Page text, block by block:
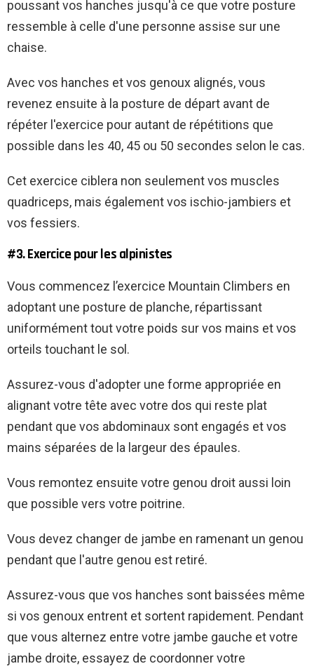
poussant vos hanches jusqu'à ce que votre posture
ressemble à celle d'une personne assise sur une
chaise.
Avec vos hanches et vos genoux alignés, vous
revenez ensuite à la posture de départ avant de
répéter l'exercice pour autant de répétitions que
possible dans les 40, 45 ou 50 secondes selon le cas.
Cet exercice ciblera non seulement vos muscles
quadriceps, mais également vos ischio-jambiers et
vos fessiers.
#3. Exercice pour les alpinistes
Vous commencez l’exercice Mountain Climbers en
adoptant une posture de planche, répartissant
uniformément tout votre poids sur vos mains et vos
orteils touchant le sol.
Assurez-vous d'adopter une forme appropriée en
alignant votre tête avec votre dos qui reste plat
pendant que vos abdominaux sont engagés et vos
mains séparées de la largeur des épaules.
Vous remontez ensuite votre genou droit aussi loin
que possible vers votre poitrine.
Vous devez changer de jambe en ramenant un genou
pendant que l'autre genou est retiré.
Assurez-vous que vos hanches sont baissées même
si vos genoux entrent et sortent rapidement. Pendant
que vous alternez entre votre jambe gauche et votre
jambe droite, essayez de coordonner votre